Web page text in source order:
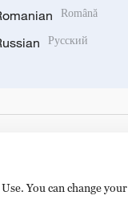
Română
Русский
You can change your